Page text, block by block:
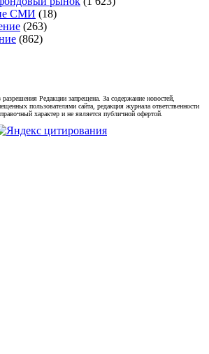
СМИ (18)
(263)
(862)
разрешения Редакции запрещена. За содержание новостей,
пользователями сайта, редакция журнала ответственности
характер и не является публичной офертой.